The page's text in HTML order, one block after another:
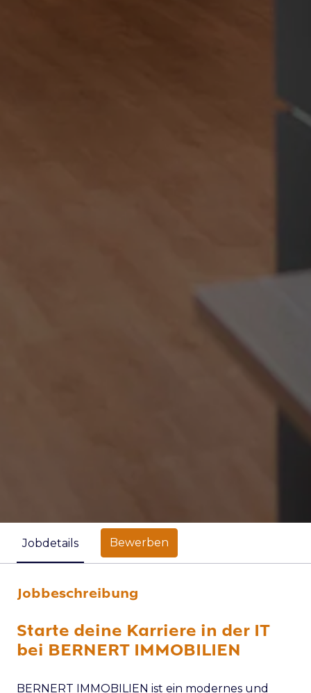
Jobdetails Bewerben
Jobbeschreibung
Starte deine Karriere in der IT
bei BERNERT IMMOBILIEN
BERNERT IMMOBILIEN ist ein modernes und